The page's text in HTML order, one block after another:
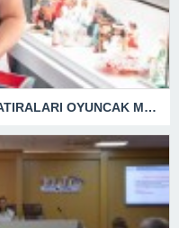
KUŞADASI’NDA ÇOCUKLUĞUN HATIRALARI OYUNCAK MÜZESİNDE HAYAT BULACAK